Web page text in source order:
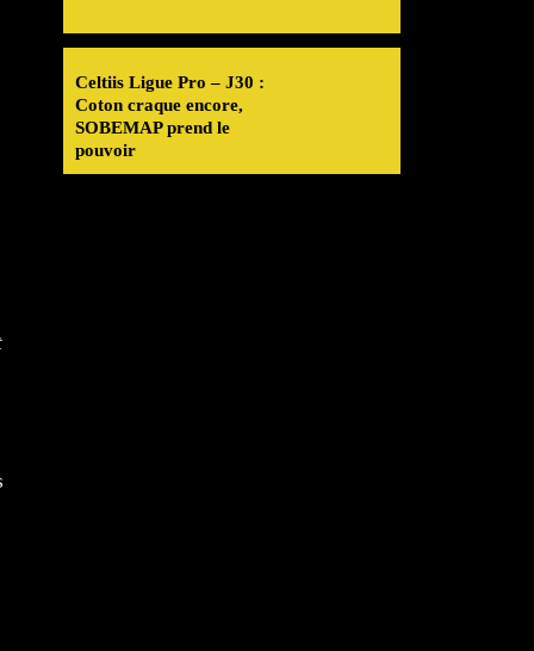
Celtiis Ligue Pro – J30 :
Coton craque encore,
SOBEMAP prend le
pouvoir